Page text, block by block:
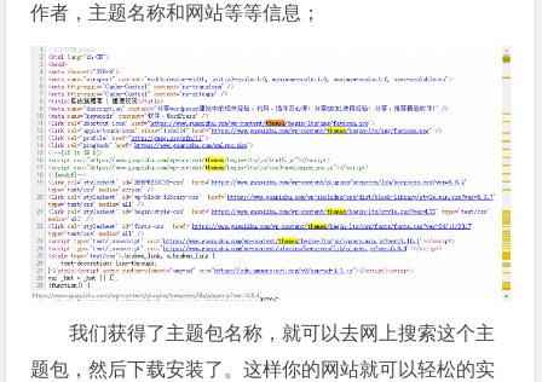
作者，主题名称和网站等等信息；
我们获得了主题包名称，就可以去网上搜索这个主
题包，然后下载安装了。这样你的网站就可以轻松的实